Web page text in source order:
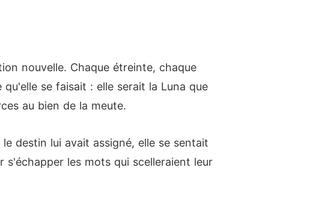
nouvelle. Chaque étreinte, chaque
se faisait : elle serait la Luna que
au bien de la meute.
destin lui avait assigné, elle se sentait
les mots qui scelleraient leur